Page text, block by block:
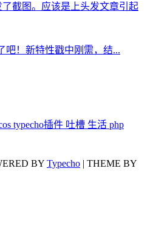
截图。应该是上头发文章引起
吧！新特性戳中刚需，结...
typecho插件 吐槽 生活 php
BY Typecho | THEME BY